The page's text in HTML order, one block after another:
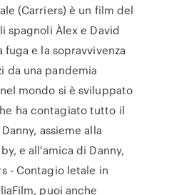
(Carriers) è un film del
Àlex e David
e la sopravvivenza
da una pandemia
mondo si è sviluppato
ha contagiato tutto il
assieme alla
e all'amica di Danny,
- Contagio letale in
puoi anche